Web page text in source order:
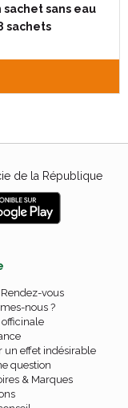
sans eau
sachets
de la République
Rendez-vous
nous ?
officinale
un effet indésirable
question
& Marques